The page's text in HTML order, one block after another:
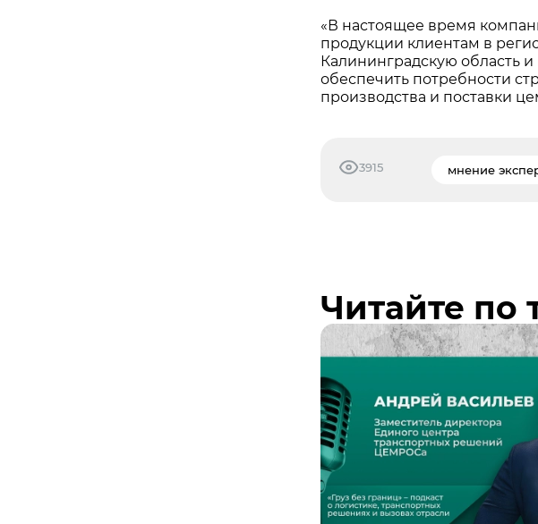
«В настоящее время
продукции клиентам в
Калининградскую область
обеспечить потребности
производства и поставки
3915 мнение
Читайте по